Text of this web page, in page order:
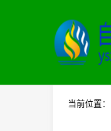
当前位置：